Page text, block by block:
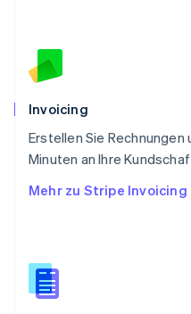
Invoicing
Erstellen Sie Rechnungen
Minuten an Ihre
Mehr zu Stripe Invoicing
Schweden
Schweiz
Singapur
English简体中文
Slowakei
Slowenien
English
Spanien